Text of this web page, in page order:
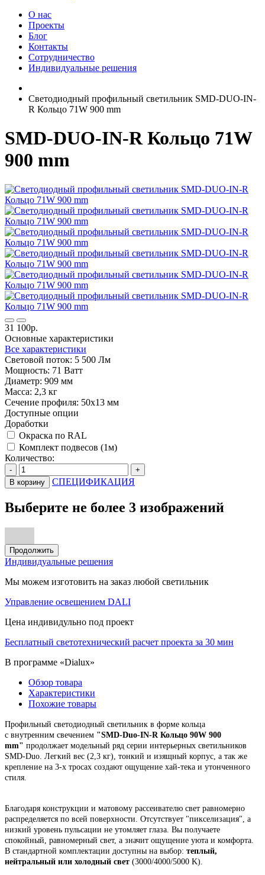
О нас
Проекты
Блог
Контакты
Сотрудничество
Индивидуальные решения
Светодиодный профильный светильник SMD-DUO-IN-
R Кольцо 71W 900 mm
SMD-DUO-IN-R Кольцо 71W
900 mm
31 100р.
Основные характеристики
Все характеристики
Световой поток: 5 500 Лм
Мощность: 71 Ватт
Диаметр: 909 мм
Масса: 2,3 кг
Сечение профиля: 50х13 мм
Доступные опции
Доработки
Окраска по RAL
Комплект подвесов (1м)
Количество:
-
+
В корзину
СПЕЦИФИКАЦИЯ
Выберите не более 3 изображений
Продолжить
Индивидуальные решения
Мы можем изготовить на заказ любой светильник
Управление освещением DALI
Цена индивидульно под проект
Бесплатный светотехнический расчет проекта за 30 мин
В программе «Dialux»
Обзор товара
Характеристики
Похожие товары
Профильный светодиодный светильник в форме кольца
с внутренним свечением "SMD-Duo-IN-R Кольцо 90W 900
mm" продолжает модельный ряд серии интерьерных светильников
SMD-Duo. Легкий вес (2,3 кг), тонкий и изящный корпус, а так же
крепление на 3-х тросах создают ощущение хай-тека и утонченного
стиля.
Благодаря конструкции и матовому рассеивателю свет равномерно
распределяется по всей поверхности. Отсутствует "пикселизация", а
низкий уровень пульсации не утомляет глаза. Вы получаете
спокойный, равномерный свет, а значит ощущение уюта и комфорта.
В стандартной комплектации доступны на выбор: теплый,
нейтральный или холодный свет (3000/4000/5000 K).